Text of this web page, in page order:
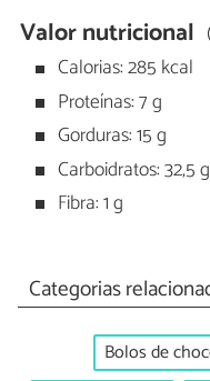
Valor nutricional
Calorias: 285 kcal
Proteínas: 7 g
Gorduras: 15 g
Carboidratos: 32,5 g
Fibra: 1 g
Categorias
Bolos de